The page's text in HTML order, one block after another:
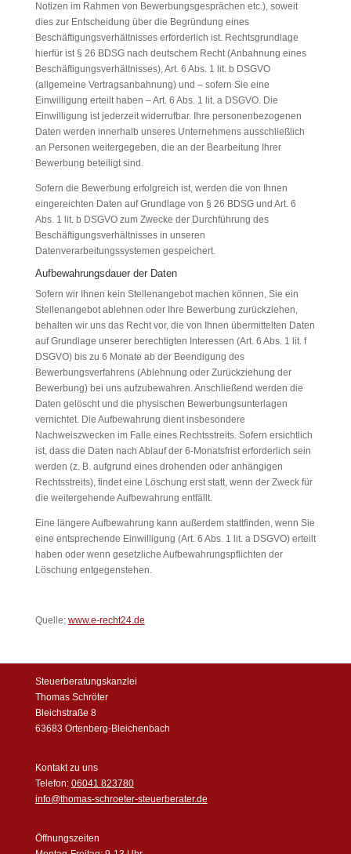
Notizen im Rahmen von Bewerbungsgesprächen etc.), soweit
dies zur Entscheidung über die Begründung eines
Beschäftigungsverhältnisses erforderlich ist. Rechtsgrundlage
hierfür ist § 26 BDSG nach deutschem Recht (Anbahnung eines
Beschäftigungsverhältnisses), Art. 6 Abs. 1 lit. b DSGVO
(allgemeine Vertragsanbahnung) und – sofern Sie eine
Einwilligung erteilt haben – Art. 6 Abs. 1 lit. a DSGVO. Die
Einwilligung ist jederzeit widerrufbar. Ihre personenbezogenen
Daten werden innerhalb unseres Unternehmens ausschließlich
an Personen weitergegeben, die an der Bearbeitung Ihrer
Bewerbung beteiligt sind.
Sofern die Bewerbung erfolgreich ist, werden die von Ihnen
eingereichten Daten auf Grundlage von § 26 BDSG und Art. 6
Abs. 1 lit. b DSGVO zum Zwecke der Durchführung des
Beschäftigungsverhältnisses in unseren
Datenverarbeitungssystemen gespeichert.
Aufbewahrungsdauer der Daten
Sofern wir Ihnen kein Stellenangebot machen können, Sie ein
Stellenangebot ablehnen oder Ihre Bewerbung zurückziehen,
behalten wir uns das Recht vor, die von Ihnen übermittelten Daten
auf Grundlage unserer berechtigten Interessen (Art. 6 Abs. 1 lit. f
DSGVO) bis zu 6 Monate ab der Beendigung des
Bewerbungsverfahrens (Ablehnung oder Zurückziehung der
Bewerbung) bei uns aufzubewahren. Anschließend werden die
Daten gelöscht und die physischen Bewerbungsunterlagen
vernichtet. Die Aufbewahrung dient insbesondere
Nachweiszwecken im Falle eines Rechtsstreits. Sofern ersichtlich
ist, dass die Daten nach Ablauf der 6-Monatsfrist erforderlich sein
werden (z. B. aufgrund eines drohenden oder anhängigen
Rechtsstreits), findet eine Löschung erst statt, wenn der Zweck für
die weitergehende Aufbewahrung entfällt.
Eine längere Aufbewahrung kann außerdem stattfinden, wenn Sie
eine entsprechende Einwilligung (Art. 6 Abs. 1 lit. a DSGVO) erteilt
haben oder wenn gesetzliche Aufbewahrungspflichten der
Löschung entgegenstehen.
Quelle: www.e-recht24.de
Steuerberatungskanzlei
Thomas Schröter
Bleichstraße 8
63683 Ortenberg-Bleichenbach
Kontakt zu uns
Telefon: 06041 823780
info@thomas-schroeter-steuerberater.de
Öffnungszeiten